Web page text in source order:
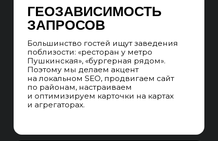
показатели: какие цели стоят перед
сайтом — онлайн-бронирования,
заказы доставки, посещаемость
мероприятий, регистрации
SEO-АУДИТ САЙТА
Проверяем интернет-магазин по чек-
листу из 300 пунктов по техническим,
коммерческим, текстовым, внешним,
доменным и поведенческими
факторам ранжирования, ищем точки
роста проекта.
АНАЛИЗ SERP